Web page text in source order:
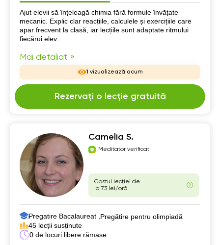
Despre mine
Ajut elevii să înțeleagă chimia fără formule învățate
mecanic. Explic clar reacțiile, calculele și exercițiile care
apar frecvent la clasă, iar lecțiile sunt adaptate ritmului
fiecărui elev.
Mai detaliat »
1 vizualizează acum
Rezervați o lecție gratuită
Camelia S.
Meditator verificat
Costul lecției de
la 73 lei/oră
Pregatire Bacalaureat , Pregătire pentru olimpiadă
45 lecții susținute
0 de locuri libere rămase